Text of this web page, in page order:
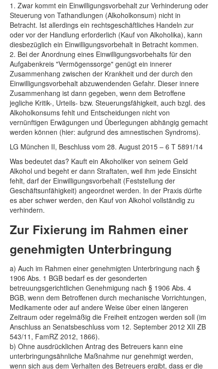
1. Zwar kommt ein Einwilligungsvorbehalt zur Verhinderung oder
Steuerung von Tathandlungen (Alkoholkonsum) nicht in
Betracht. Ist allerdings ein rechtsgeschäftliches Handeln zur
oder vor der Handlung erforderlich (Kauf von Alkoholika), kann
diesbezüglich ein Einwilligungsvorbehalt in Betracht kommen.
2. Bei der Anordnung eines Einwilligungsvorbehalts für den
Aufgabenkreis "Vermögenssorge" genügt ein innerer
Zusammenhang zwischen der Krankheit und der durch den
Einwilligungsvorbehalt abzuwendenden Gefahr. Dieser innere
Zusammenhang ist dann gegeben, wenn dem Betroffene
jegliche Kritik-, Urteils- bzw. Steuerungsfähigkeit, auch bzgl. des
Alkoholkonsums fehlt und Entscheidungen nicht von
vernünftigen Erwägungen und Überlegungen abhängig gemacht
werden können (hier: aufgrund des amnestischen Syndroms).
LG München II, Beschluss vom 28. August 2015 – 6 T 5891/14
Was bedeutet das? Kauft ein Alkoholiker von seinem Geld
Alkohol und begeht er dann Straftaten, weil ihm jede Einsicht
fehlt, darf der Einwilligungsvorbehalt (Feststellung der
Geschäftsunfähigkeit) angeordnet werden. In der Praxis dürfte
es aber schwer werden, den Kauf von Alkohol vollständig zu
verhindern.
Zur Fixierung im Rahmen einer
genehmigten Unterbringung
a) Auch im Rahmen einer genehmigten Unterbringung nach §
1906 Abs. 1 BGB bedarf es der gesonderten
betreuungsgerichtlichen Genehmigung nach § 1906 Abs. 4
BGB, wenn dem Betroffenen durch mechanische Vorrichtungen,
Medikamente oder auf andere Weise über einen längeren
Zeitraum oder regelmäßig die Freiheit entzogen werden soll (im
Anschluss an Senatsbeschluss vom 12. September 2012 XII ZB
543/11, FamRZ 2012, 1866).
b) Ohne ausdrücklichen Antrag des Betreuers kann eine
unterbringungsähnliche Maßnahme nur genehmigt werden,
wenn sich aus dem Verhalten des Betreuers ergibt, dass er die